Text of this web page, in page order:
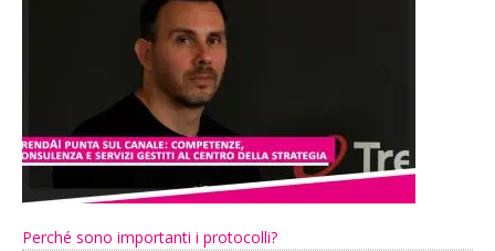
Perché sono importanti i protocolli?